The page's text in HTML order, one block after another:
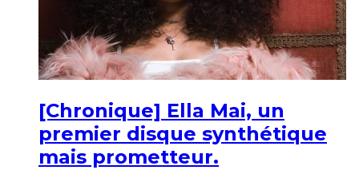
[Chronique] Ella Mai, un
premier disque synthétique
mais prometteur.